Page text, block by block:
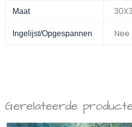
Maat
Ingelijst/Opgespannen Nee
Gerelateerde